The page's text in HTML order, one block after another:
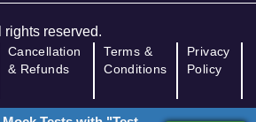
reserved.
Cancellation
& Refunds
Terms &
Conditions
Privacy
Policy